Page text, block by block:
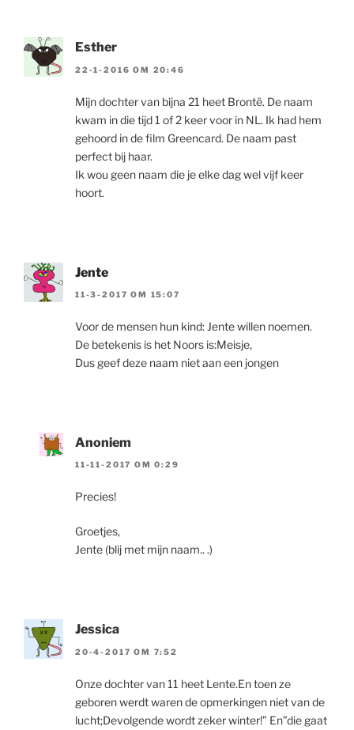
Esther
22-1-2016 OM 20:46
Mijn dochter van bijna 21 heet Brontë. De naam
kwam in die tijd 1 of 2 keer voor in NL. Ik had hem
gehoord in de film Greencard. De naam past
perfect bij haar.
Ik wou geen naam die je elke dag wel vijf keer
hoort.
Jente
11-3-2017 OM 15:07
Voor de mensen hun kind: Jente willen noemen.
De betekenis is het Noors is:Meisje,
Dus geef deze naam niet aan een jongen
Anoniem
11-11-2017 OM 0:29
Precies!
Groetjes,
Jente (blij met mijn naam.. .)
Jessica
20-4-2017 OM 7:52
Onze dochter van 11 heet Lente.En toen ze
geboren werdt waren de opmerkingen niet van de
lucht;Devolgende wordt zeker winter!” En”die gaat